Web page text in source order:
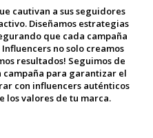
cautivan a sus seguidores
Diseñamos estrategias
que cada campaña
no solo creamos
resultados! Seguimos de
para garantizar el
con influencers auténticos
los valores de tu marca.